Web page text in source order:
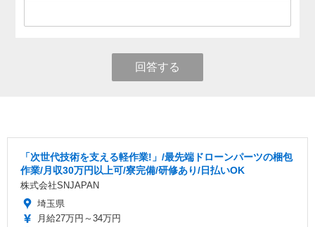
回答する
「次世代技術を支える軽作業!」/最先端ドローンパーツの梱包
作業/月収30万円以上可/寮完備/研修あり/日払いOK
株式会社SNJAPAN
埼玉県
月給27万円～34万円